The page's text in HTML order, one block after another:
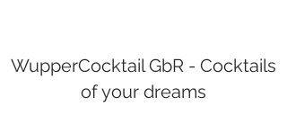
WupperCocktail GbR - Cocktails
of your dreams